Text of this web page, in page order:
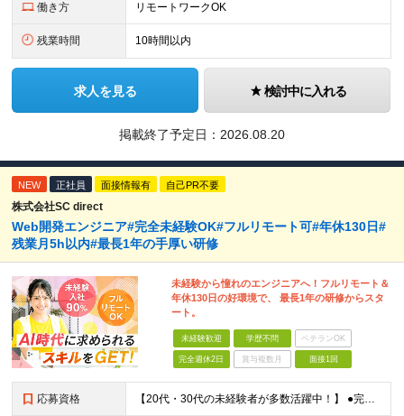
働き方 リモートワークOK
残業時間 10時間以内
求人を見る 検討中に入れる
掲載終了予定日： 2026.08.20
NEW 正社員 面接情報有 自己PR不要
株式会社SC direct
Web開発エンジニア#完全未経験OK#フルリモート可#年休130日#
残業月5h以内#最長1年の手厚い研修
未経験から憧れのエンジニアへ！フルリモート＆
年休130日の好環境で、 最長1年の研修からスタ
ート。
未経験歓迎 学歴不問 ベテランOK
完全週休2日 賞与複数月 面接1回
応募資格 【20代・30代の未経験者が多数活躍中！】 ●完全未経験、第二新卒、既卒、フリーターの方大歓迎！ ●学歴・職歴・転職回数・ブランク一切不問 ※34歳までの方（若年層の長期キャリア形成を図るため） ★